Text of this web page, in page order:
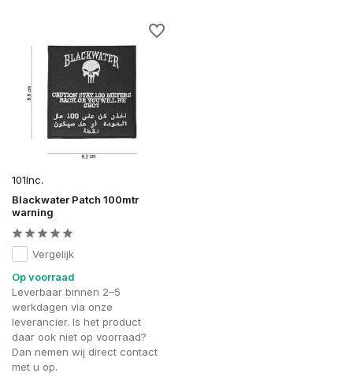
101Inc.
Blackwater Patch 100mtr
warning
Vergelijk
Op voorraad
Leverbaar binnen 2–5
werkdagen via onze
leverancier. Is het product
daar ook niet op voorraad?
Dan nemen wij direct contact
met u op.